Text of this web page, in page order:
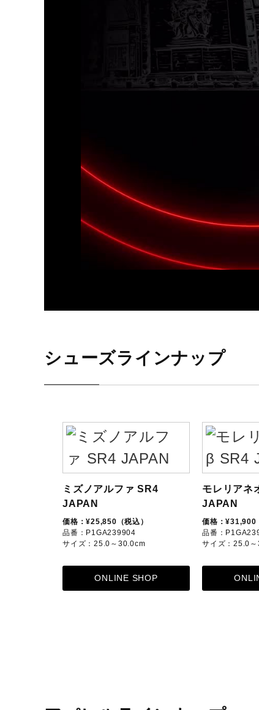
シューズラインナップ
ミズノアルファ SR4
JAPAN
価格：¥25,850（税込）
品番：P1GA239904
サイズ：25.0～30.0cm
ONLINE SHOP
モレリアネ
JAPAN
価格：¥31,900
品番：
サイズ：25.0